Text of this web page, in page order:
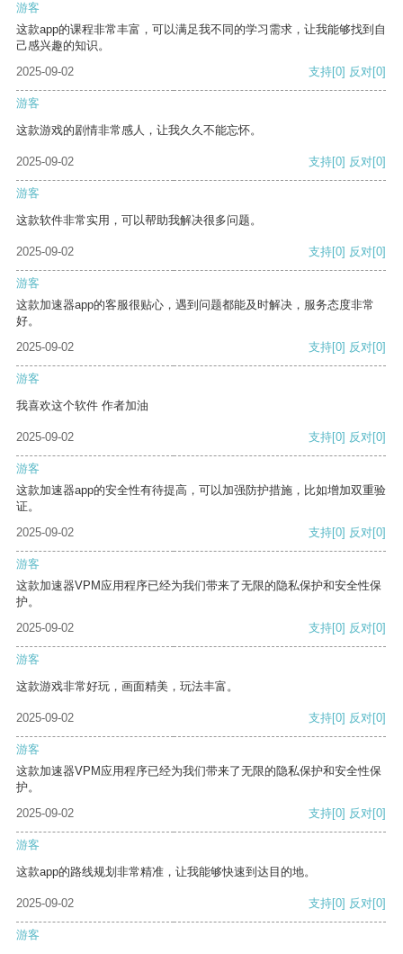
游客
这款app的课程非常丰富，可以满足我不同的学习需求，让我能够找到自
己感兴趣的知识。
2025-09-02
支持[0] 反对[0]
游客
这款游戏的剧情非常感人，让我久久不能忘怀。
2025-09-02 支持[0] 反对[0]
游客
这款软件非常实用，可以帮助我解决很多问题。
2025-09-02 支持[0] 反对[0]
游客
这款加速器app的客服很贴心，遇到问题都能及时解决，服务态度非常
好。
2025-09-02
支持[0] 反对[0]
游客
我喜欢这个软件 作者加油
2025-09-02 支持[0] 反对[0]
游客
这款加速器app的安全性有待提高，可以加强防护措施，比如增加双重验
证。
2025-09-02
支持[0] 反对[0]
游客
这款加速器VPM应用程序已经为我们带来了无限的隐私保护和安全性保
护。
2025-09-02
支持[0] 反对[0]
游客
这款游戏非常好玩，画面精美，玩法丰富。
2025-09-02 支持[0] 反对[0]
游客
这款加速器VPM应用程序已经为我们带来了无限的隐私保护和安全性保
护。
2025-09-02
支持[0] 反对[0]
游客
这款app的路线规划非常精准，让我能够快速到达目的地。
2025-09-02 支持[0] 反对[0]
游客